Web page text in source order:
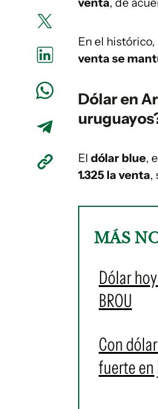
En el histórico,
venta se
Dólar en
El dólar blue,
1.325 la venta,
MÁS
Dólar
BROU
Con
fuerte